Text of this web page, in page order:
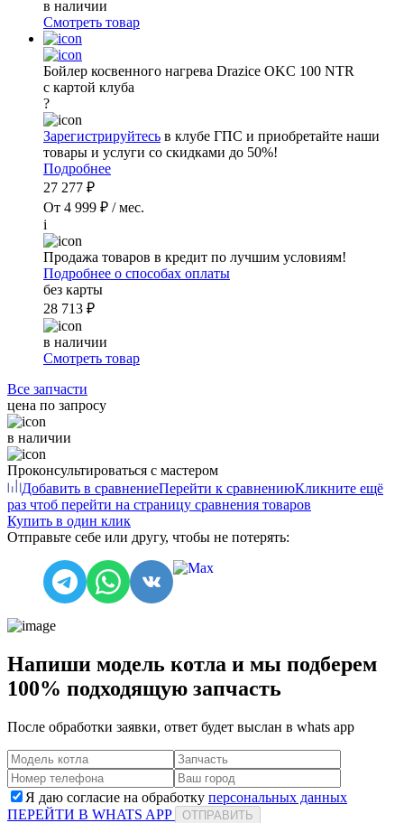
в наличии
Смотреть товар
Бойлер косвенного нагрева Drazice OKC 100 NTR
с картой клуба
?
Зарегистрируйтесь в клубе ГПС и приобретайте наши
товары и услуги со скидками до 50%!
Подробнее
27 277 ₽
От 4 999 ₽ / мес.
i
Продажа товаров в кредит по лучшим условиям!
Подробнее о способах оплаты
без карты
28 713 ₽
в наличии
Смотреть товар
Все запчасти
цена по запросу
в наличии
Проконсультироваться с мастером
Добавить в сравнениеПерейти к сравнениюКликните ещё
раз чтоб перейти на страницу сравнения товаров
Купить в один клик
Отправьте себе или другу, чтобы не потерять:
Напиши модель котла и мы подберем
100% подходящую запчасть
После обработки заявки, ответ будет выслан в whats app
Я даю согласие на обработку персональных данных
ПЕРЕЙТИ В WHATS APP
ОТПРАВИТЬ